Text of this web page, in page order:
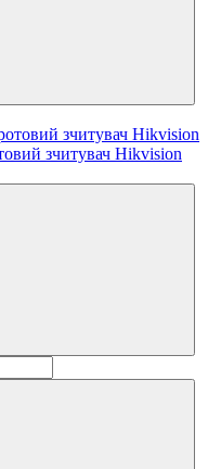
зчитувач Hikvision